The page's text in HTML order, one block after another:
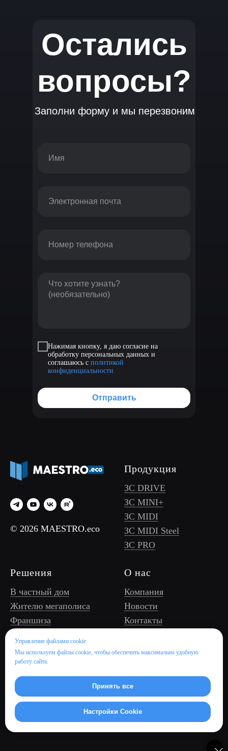
Остались
вопросы?
Заполни форму и мы перезвоним
Нажимая кнопку, я даю согласие на
обработку персональных данных и
соглашаюсь с политикой
конфиденциальности
Отправить
© 2026 MAESTRO.eco
Продукция
ЗС DRIVE
ЗС MINI+
ЗС MIDI
ЗС MIDI Steel
ЗС PRO
Решения
В частный дом
Жителю мегаполиса
Франшиза
ТСЖ
Бизнес/торговому
центру
Отелю и ресторану
Девелоперу
О нас
Компания
Новости
Контакты
Управление файлами cookie
Мы используем файлы cookie, чтобы обеспечить максимально удобную
работу сайта.
Принять все
Настройки Cookie